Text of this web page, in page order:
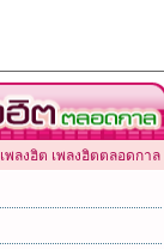
เพลงฮิต เพลงฮิตตลอดกาล